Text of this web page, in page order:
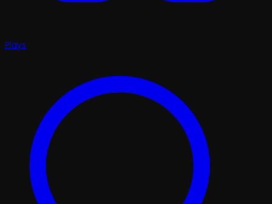
Plays